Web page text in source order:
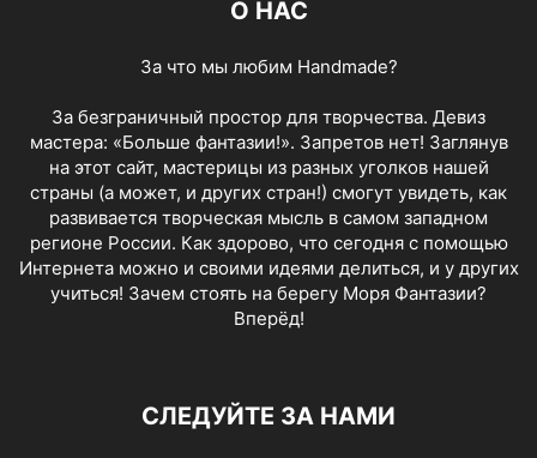
О НАС
За что мы любим Handmade?
За безграничный простор для творчества. Девиз
мастера: «Больше фантазии!». Запретов нет! Заглянув
на этот сайт, мастерицы из разных уголков нашей
страны (а может, и других стран!) смогут увидеть, как
развивается творческая мысль в самом западном
регионе России. Как здорово, что сегодня с помощью
Интернета можно и своими идеями делиться, и у других
учиться! Зачем стоять на берегу Моря Фантазии?
Вперёд!
СЛЕДУЙТЕ ЗА НАМИ